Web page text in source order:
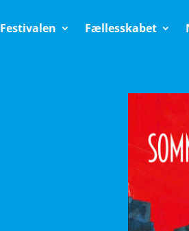
Festivalen
Fællesskabet